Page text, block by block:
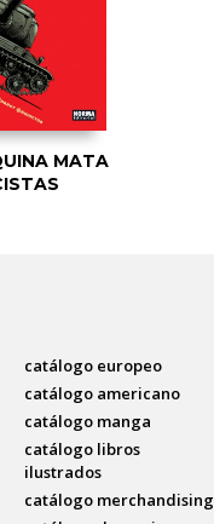
MATA
catálogo europeo
catálogo americano
catálogo manga
catálogo libros
ilustrados
catálogo merchandising